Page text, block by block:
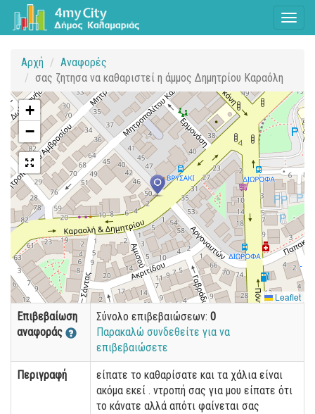
Αρχή
Αναφορές
σας ζητησα να καθαριστεί η άμμος Δημητρίου Καραόλη
+
−
Leaflet
Επιβεβαίωση
αναφοράς
Σύνολο επιβεβαιώσεων: 0
Παρακαλώ συνδεθείτε για να
επιβεβαιώσετε
Περιγραφή
είπατε το καθαρίσατε και τα χάλια είναι
ακόμα εκεί . ντροπή σας για μου είπατε ότι
το κάνατε αλλά απότι φαίνεται σας